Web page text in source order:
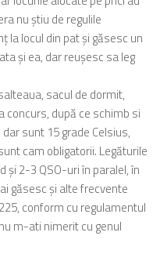
nu știu de regulile
la locul din pat și găsesc un
și ea, dar reușesc sa leg
sacul de dormit,
concurs, după ce schimb si
sunt 15 grade Celsius,
cam obligatorii. Legăturile
și 2-3 QSO-uri în paralel, în
găsesc și alte frecvente
conform cu regulamentul
m-ati nimerit cu genul